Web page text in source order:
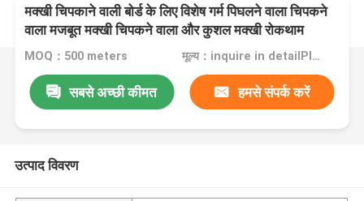
मक्खी चिपकाने वाली बोर्ड के लिए विशेष गर्म पिघलने वाला चिपकने
वाला मजबूत मक्खी चिपकने वाला और कुशल मक्खी रोकथाम
MOQ：500 meters मूल्य：inquire in detailPlease contact us for quotation
सबसे अच्छी कीमत हमसे संपर्क करें
उत्पाद विवरण